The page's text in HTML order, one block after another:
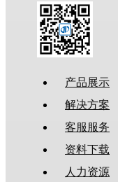
产品展示
解决方案
客服服务
资料下载
人力资源